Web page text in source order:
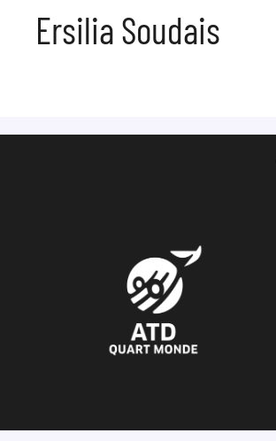
Ersilia Soudais